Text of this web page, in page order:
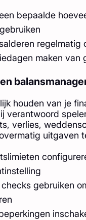
bepaalde
regelmatig
maken van
houden van je
verantwoord
verlies,
uitgaven
checks gebruiken